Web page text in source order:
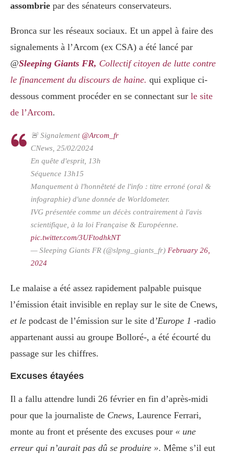
assombrie par des sénateurs conservateurs.
Bronca sur les réseaux sociaux. Et un appel à faire des
signalements à l’Arcom (ex CSA) a été lancé par
@Sleeping Giants FR, Collectif citoyen de lutte contre
le financement du discours de haine. qui explique ci-
dessous comment procéder en se connectant sur le site
de l’Arcom.
🚨 Signalement @Arcom_fr
CNews, 25/02/2024
En quête d'esprit, 13h
Séquence 13h15
Manquement à l'honnêteté de l'info : titre erroné (oral &
infographie) d'une donnée de Worldometer.
IVG présentée comme un décès contrairement à l'avis
scientifique, à la loi Française & Européenne.
pic.twitter.com/3UFtodhkNT
— Sleeping Giants FR (@slpng_giants_fr) February 26,
2024
Le malaise a été assez rapidement palpable puisque
l’émission était invisible en replay sur le site de Cnews,
et le podcast de l’émission sur le site d’Europe 1 -radio
appartenant aussi au groupe Bolloré-, a été écourté du
passage sur les chiffres.
Excuses étayées
Il a fallu attendre lundi 26 février en fin d’après-midi
pour que la journaliste de Cnews, Laurence Ferrari,
monte au front et présente des excuses pour « une
erreur qui n’aurait pas dû se produire ». Même s’il eut